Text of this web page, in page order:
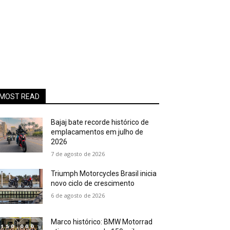
READ
Bajaj bate recorde histórico de
emplacamentos em julho de
2026
7 de agosto de 2026
Triumph Motorcycles Brasil inicia
novo ciclo de crescimento
6 de agosto de 2026
Marco histórico: BMW Motorrad